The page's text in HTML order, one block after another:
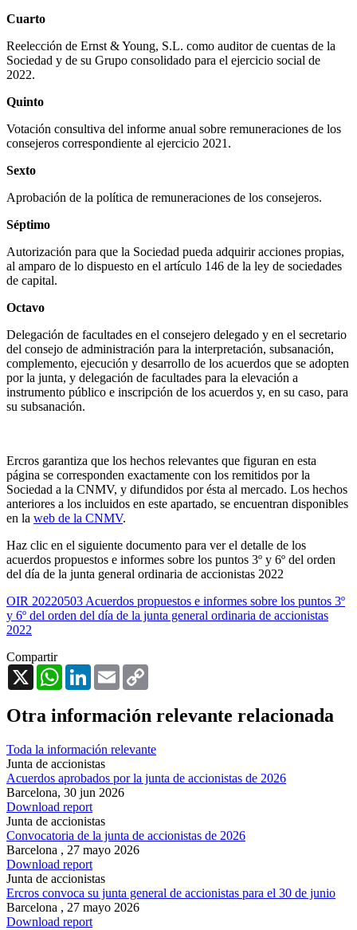
Cuarto
Reelección de Ernst & Young, S.L. como auditor de cuentas de la
Sociedad y de su Grupo consolidado para el ejercicio social de
2022.
Quinto
Votación consultiva del informe anual sobre remuneraciones de los
consejeros correspondiente al ejercicio 2021.
Sexto
Aprobación de la política de remuneraciones de los consejeros.
Séptimo
Autorización para que la Sociedad pueda adquirir acciones propias,
al amparo de lo dispuesto en el artículo 146 de la ley de sociedades
de capital.
Octavo
Delegación de facultades en el consejero delegado y en el secretario
del consejo de administración para la interpretación, subsanación,
complemento, ejecución y desarrollo de los acuerdos que se adopten
por la junta, y delegación de facultades para la elevación a
instrumento público e inscripción de los acuerdos y, en su caso, para
su subsanación.
Ercros garantiza que los hechos relevantes que figuran en esta
página se corresponden exactamente con los remitidos por la
Sociedad a la CNMV, y difundidos por ésta al mercado. Los hechos
anteriores a los incluidos en este apartado, se encuentran disponibles
en la web de la CNMV.
Haz clic en el siguiente documento para ver el detalle de los
acuerdos propuestos e informes sobre los puntos 3º y 6º del orden
del día de la junta general ordinaria de accionistas 2022
OIR 20220503 Acuerdos propuestos e informes sobre los puntos 3º
y 6º del orden del día de la junta general ordinaria de accionistas
2022
Compartir
X
WhatsAppLinkedInEmail
Otra información relevante relacionada
Toda la información relevante
Junta de accionistas
Acuerdos aprobados por la junta de accionistas de 2026
Barcelona, 30 jun 2026
Download report
Junta de accionistas
Convocatoria de la junta de accionistas de 2026
Barcelona , 27 mayo 2026
Download report
Junta de accionistas
Ercros convoca su junta general de accionistas para el 30 de junio
Barcelona , 27 mayo 2026
Download report